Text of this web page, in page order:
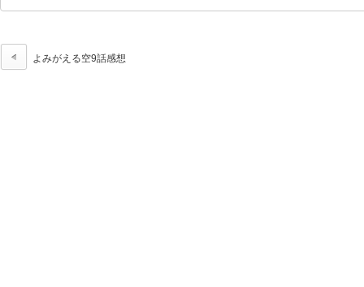
よみがえる空9話感想